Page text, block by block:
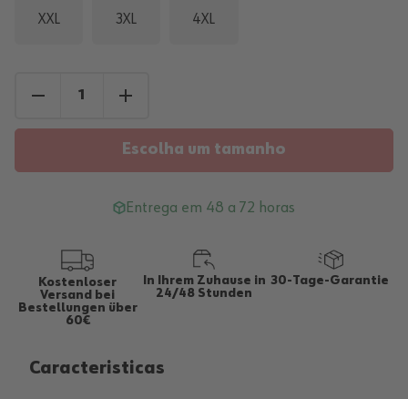
XXL 3XL 4XL
Escolha um tamanho
Entrega em 48 a 72 horas
Kostenloser
Versand bei
Bestellungen über
60€
In Ihrem Zuhause in
24/48 Stunden
30-Tage-Garantie
Caracteristicas